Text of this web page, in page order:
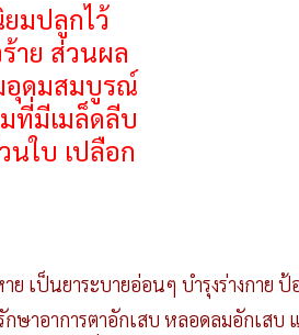
มปลูกไว้
าย ส่วนผล
อุดมสมบูรณ์
มีเมล็ดลีบ
ใบ เปลือก
เป็นยาระบายอ่อนๆ บำรุงร่างกาย ป้
ษาอาการตาอักเสบ หลอดลมอักเสบ